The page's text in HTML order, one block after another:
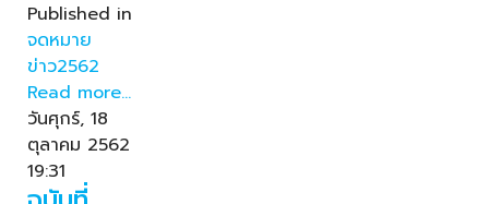
Published in
จดหมาย
ข่าว2562
Read more...
วันศุกร์, 18
ตุลาคม 2562
19:31